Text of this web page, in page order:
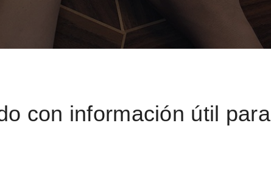
con información útil para